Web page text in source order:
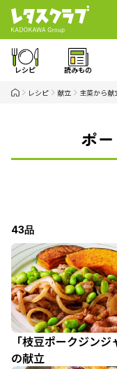
レシピ 読みもの
レシピ 献立 主菜から献
ポ
43品
「枝豆ポークジンジ
の献立